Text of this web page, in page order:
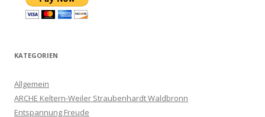
KATEGORIEN
Allgemein
ARCHE Keltern-Weiler Straubenhardt Waldbronn
Entspannung Freude